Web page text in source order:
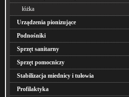
łóżka
Urządzenia pionizujące
Podnośniki
Sprzęt sanitarny
Sprzęt pomocniczy
Stabilizacja miednicy i tułowia
Profilaktyka